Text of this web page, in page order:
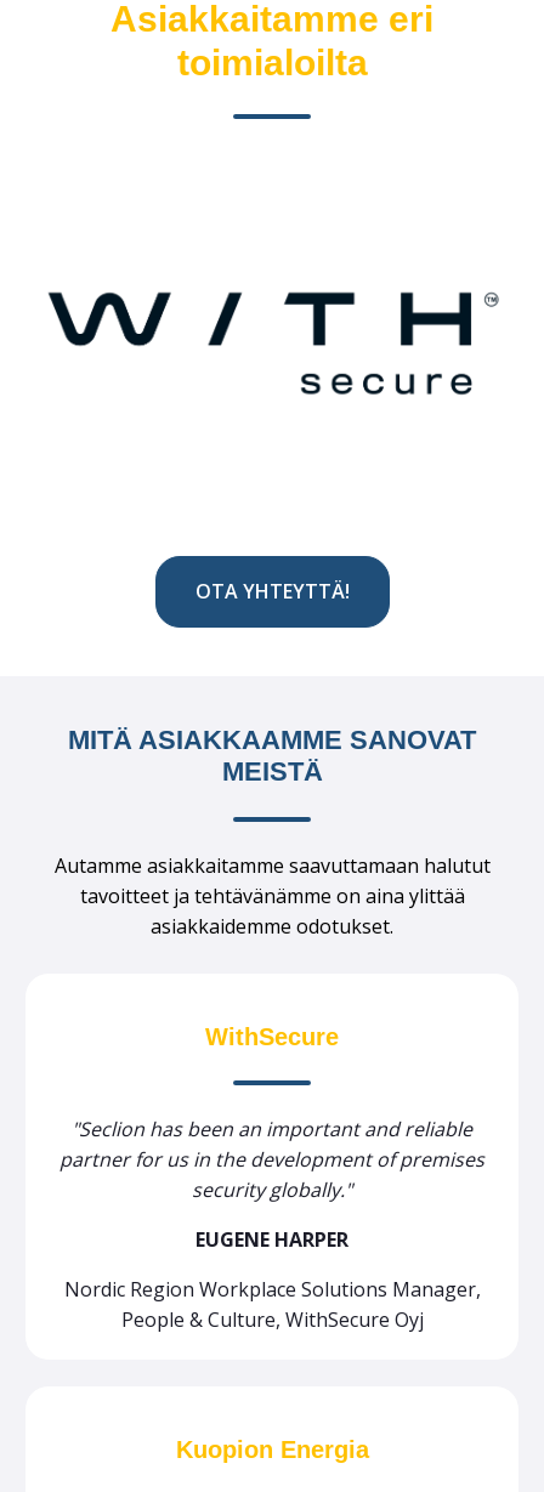
Asiakkaitamme eri
toimialoilta
OTA YHTEYTTÄ!
MITÄ ASIAKKAAMME SANOVAT
MEISTÄ
Autamme asiakkaitamme saavuttamaan halutut
tavoitteet ja tehtävänämme on aina ylittää
asiakkaidemme odotukset.
WithSecure
"Seclion has been an important and reliable
partner for us in the development of premises
security globally."
EUGENE HARPER
Nordic Region Workplace Solutions Manager,
People & Culture, WithSecure Oyj
Kuopion Energia